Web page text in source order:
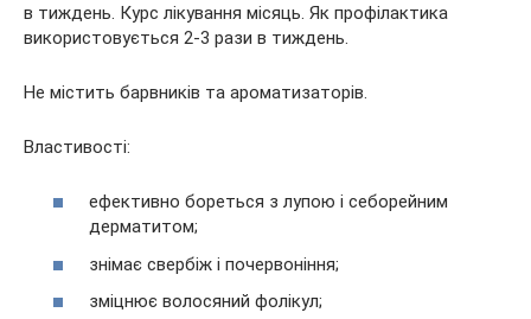
в тиждень. Курс лікування місяць. Як профілактика
використовується 2-3 рази в тиждень.
Не містить барвників та ароматизаторів.
Властивості:
ефективно бореться з лупою і себорейним
дерматитом;
знімає свербіж і почервоніння;
зміцнює волосяний фолікул;